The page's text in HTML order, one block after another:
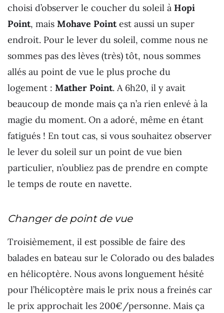
choisi d’observer le coucher du soleil à Hopi
Point, mais Mohave Pointest aussi un super
endroit. Pour le lever du soleil, comme nous ne
sommes pas des lèves (très) tôt, nous sommes
allés au point de vue le plus proche du
logement : Mather Point. A 6h20, il y avait
beaucoup de monde mais ça n’a rien enlevé à la
magie du moment. On a adoré, même en étant
fatigués ! En tout cas, si vous souhaitez observer
le lever du soleil sur un point de vue bien
particulier, n’oubliez pas de prendre en compte
le temps de route en navette.
Changer de point de vue
Troisièmement, il est possible de faire des
balades en bateau sur le Colorado ou des balades
en hélicoptère. Nous avons longuement hésité
pour l’hélicoptère mais le prix nous a freinés car
le prix approchait les 200€/personne. Mais ça